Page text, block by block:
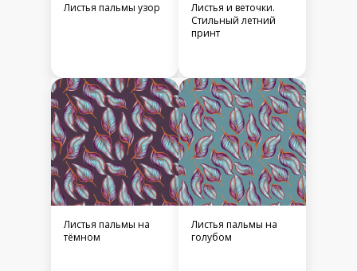
Листья пальмы узор
Листья и веточки.
Стильный летний
принт
Листья пальмы на
тёмном
Листья пальмы на
голубом